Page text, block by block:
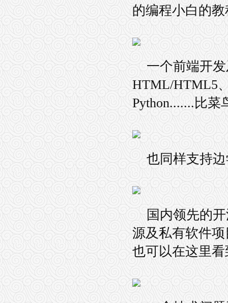
的编程小白的
一个前端开
HTML/HTML5
Python.......比
也同样支持
国内领先的
源及私有软件
也可以在这里